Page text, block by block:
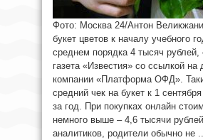
Фото: Москва 24/Антон
букет цветов к началу учебного
среднем порядка 4 тысяч рублей,
газета «Известия» со ссылкой на
компании «Платформа ОФД».
средний чек на букет к 1
за год. При покупках онлайн
немного выше – 4,6 тысячи
аналитиков, родители обычно не